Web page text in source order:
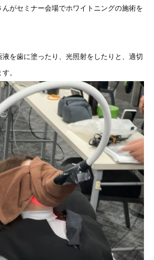
がセミナー会場でホワイトニングの施術を
液を歯に塗ったり、光照射をしたりと、適切
。